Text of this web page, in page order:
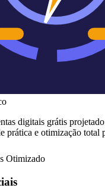
digitais grátis
prática e otimização total
Otimizado